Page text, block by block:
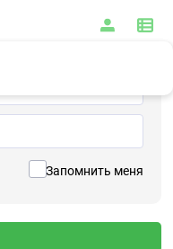
Запомнить меня
и автоматика / Датчики /
50